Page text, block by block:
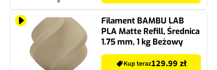
Filament BAMBU LAB
PLA Matte Refill, Średnica
1.75 mm, 1 kg Beżowy
Kup teraz129.99 zł